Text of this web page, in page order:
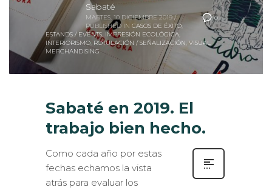
0
Sabaté
MARTES, 10 DICIEMBRE 2019 /
PUBLISHED IN CASOS DE ÉXITO,
ESTANDS / EVENTS, IMPRESIÓN ECOLÓGICA,
INTERIORISMO, ROTULACIÓN / SEÑALIZACIÓN VISUAL
MERCHANDISING
Sabaté en 2019. El
trabajo bien hecho.
Como cada año por estas
fechas echamos la vista
atrás para evaluar los